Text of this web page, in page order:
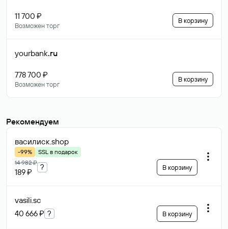
11 700 ₽
Возможен торг
В корзину
yourbank.ru
778 700 ₽
Возможен торг
В корзину
Рекомендуем
василиск.shop
-99%
SSL в подарок
14 982 ₽
189 ₽
? В корзину
vasili.sc
40 666 ₽ ? В корзину